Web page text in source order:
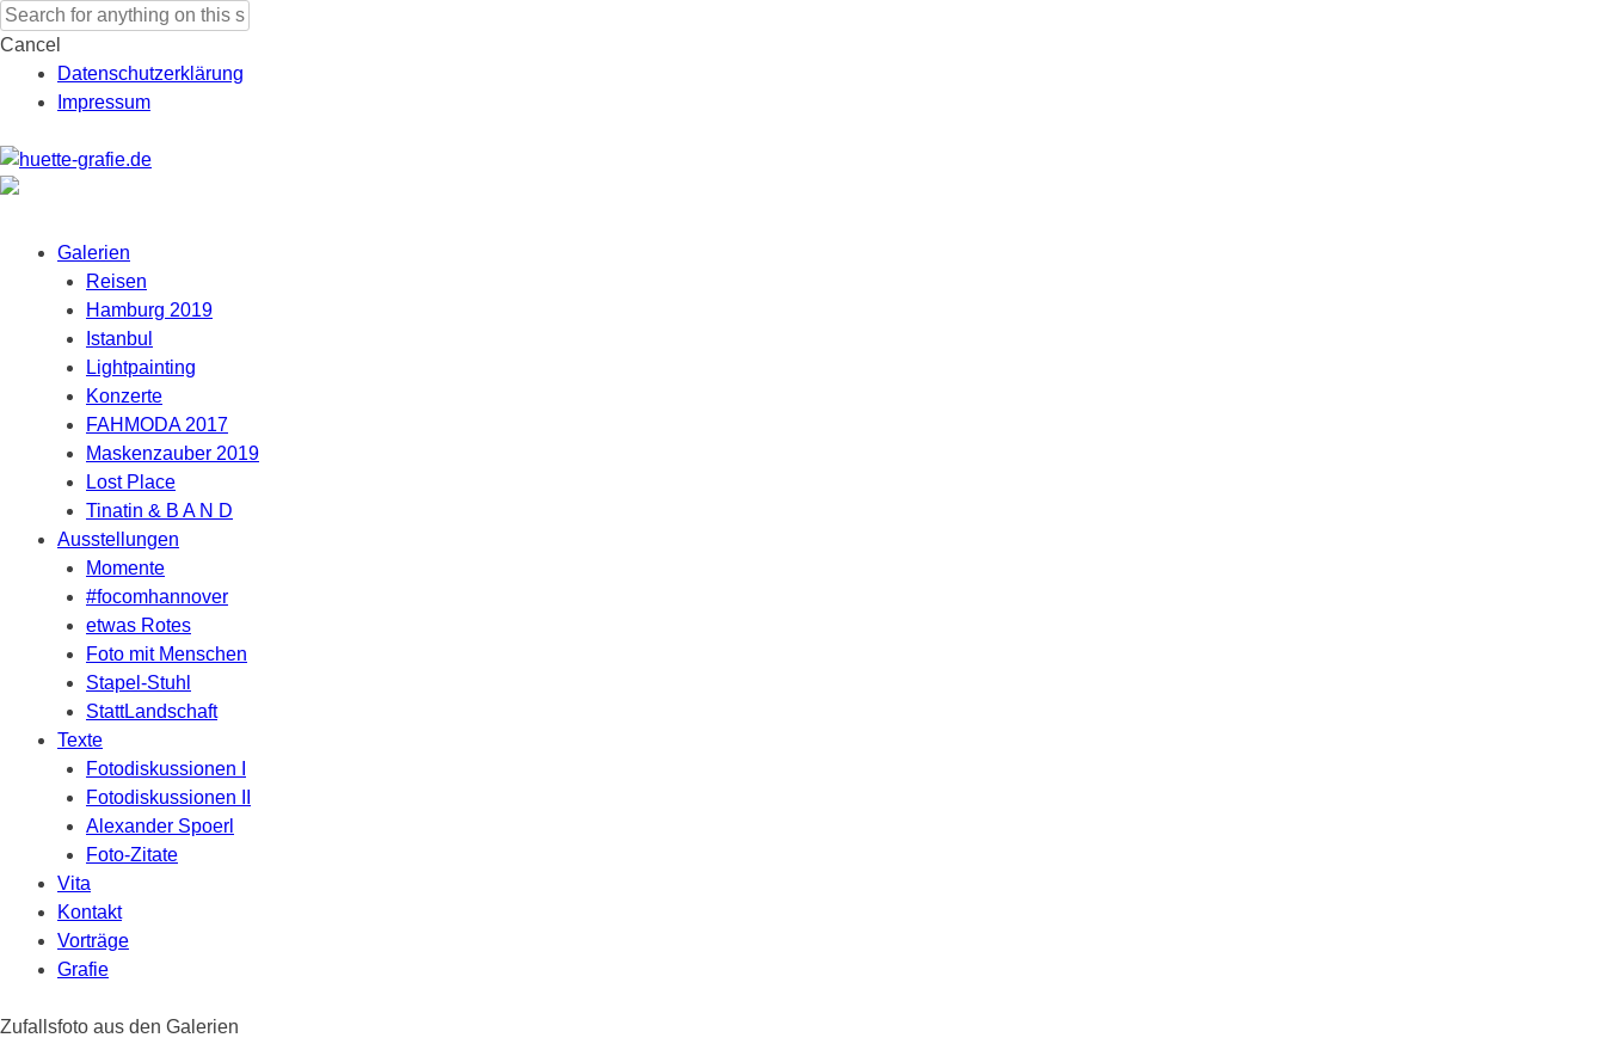
Search for:
Cancel
Datenschutzerklärung
Impressum
Skip to content
Galerien
Reisen
Hamburg 2019
Istanbul
Lightpainting
Konzerte
FAHMODA 2017
Maskenzauber 2019
Lost Place
Tinatin & B A N D
Ausstellungen
Momente
#focomhannover
etwas Rotes
Foto mit Menschen
Stapel-Stuhl
StattLandschaft
Texte
Fotodiskussionen I
Fotodiskussionen II
Alexander Spoerl
Foto-Zitate
Vita
Kontakt
Vorträge
Grafie
Zufallsfoto aus den Galerien